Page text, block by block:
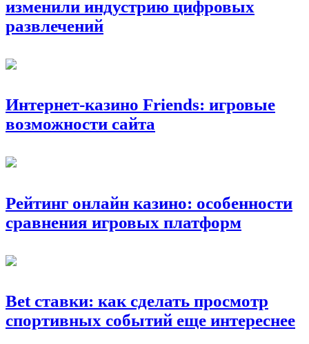
изменили индустрию цифровых
развлечений
Интернет-казино Friends: игровые
возможности сайта
Рейтинг онлайн казино: особенности
сравнения игровых платформ
Bet ставки: как сделать просмотр
спортивных событий еще интереснее